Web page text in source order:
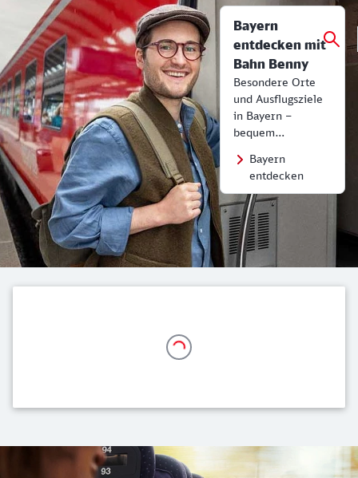
Bayern
entdecken mit
Bahn Benny
Besondere Orte
und Ausflugsziele
in Bayern –
bequem
Bahn.
Bayern
entdecken